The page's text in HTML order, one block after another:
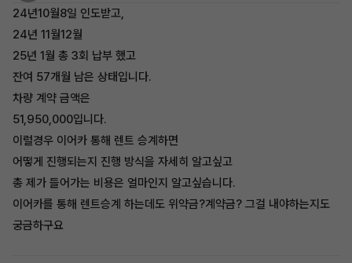
24년10월8일 인도받고,
24년 11월12월
25년 1월 총 3회 납부 했고
잔여 57개월 남은 상태입니다.
차량 계약 금액은
51,950,000입니다.
이럴경우 이어카 통해 렌트 승계하면
어떻게 진행되는지 진행 방식을 자세히 알고싶고
총 제가 들어가는 비용은 얼마인지 알고싶습니다.
이어카를 통해 렌트승계 하는데도 위약금?계약금? 그걸 내야하는지도
궁금하구요